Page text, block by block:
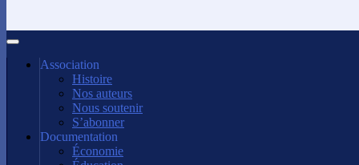
Association
Histoire
Nos auteurs
Nous soutenir
S’abonner
Documentation
Économie